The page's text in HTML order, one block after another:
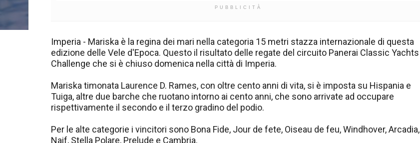
PUBBLICITÀ
Imperia - Mariska è la regina dei mari nella categoria 15 metri stazza internazionale di questa
edizione delle Vele d'Epoca. Questo il risultato delle regate del circuito Panerai Classic Yachts
Challenge che si è chiuso domenica nella città di Imperia.
Mariska timonata Laurence D. Rames, con oltre cento anni di vita, si è imposta su Hispania e
Tuiga, altre due barche che ruotano intorno ai cento anni, che sono arrivate ad occupare
rispettivamente il secondo e il terzo gradino del podio.
Per le alte categorie i vincitori sono Bona Fide, Jour de fete, Oiseau de feu, Windhover, Arcadia,
Naif, Stella Polare, Prelude e Cambria.